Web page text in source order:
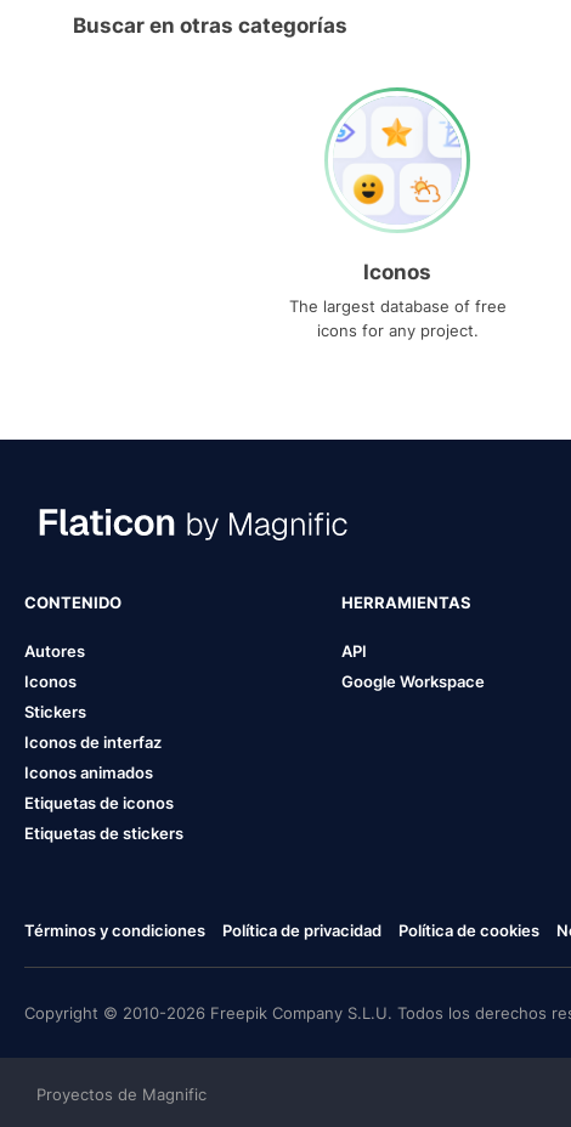
Buscar en otras categorías
Iconos
The largest database of free
icons for any project.
CONTENIDO
Autores
Iconos
Stickers
Iconos de interfaz
Iconos animados
Etiquetas de iconos
Etiquetas de stickers
HERRAMIENTAS
API
Google Workspace
Términos y condiciones Política de privacidad Política de cookies
Copyright © 2010-2026 Freepik Company S.L.U. Todos los derechos
Proyectos de Magnific